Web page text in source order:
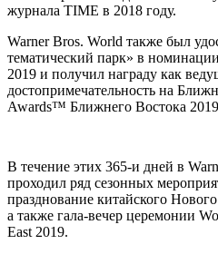
журнала TIME в 2018 году.
Warner Bros. World также был
тематический парк» в
2019 и получил награду как
достопримечательность на
Awards™ Ближнего Востока
В течение этих 365-и дней в
проходил ряд сезонных
празднование китайского
а также гала-вечер церемонии
East 2019.